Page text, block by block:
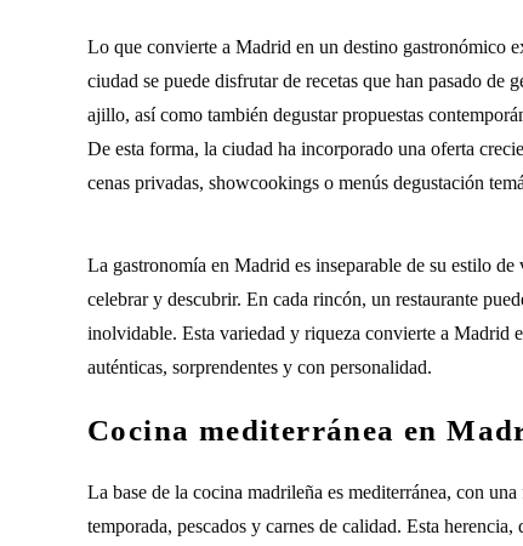
Lo que convierte a Madrid en un destino gastronómico
ciudad se puede disfrutar de recetas que han pasado de
ajillo, así como también degustar propuestas
De esta forma, la ciudad ha incorporado una oferta
cenas privadas, showcookings o menús degustación
La gastronomía en Madrid es inseparable de su estilo
celebrar y descubrir. En cada rincón, un restaurante
inolvidable. Esta variedad y riqueza convierte a Madrid
auténticas, sorprendentes y con personalidad.
Cocina mediterránea en
La base de la cocina madrileña es mediterránea, con
temporada, pescados y carnes de calidad. Esta